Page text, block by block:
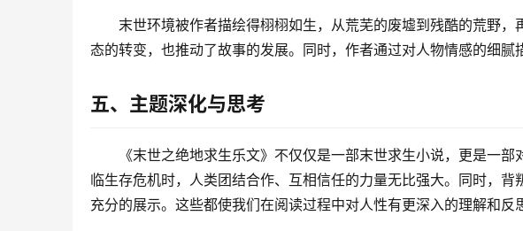
末世环境被作者描绘得栩栩如生，从荒芜的废墟到残酷的荒野
态的转变，也推动了故事的发展。同时，作者通过对人物情感的细腻
五、主题深化与思考
《末世之绝地求生乐文》不仅仅是一部末世求生小说，更是一
临生存危机时，人类团结合作、互相信任的力量无比强大。同时，
充分的展示。这些都使我们在阅读过程中对人性有更深入的理解和反